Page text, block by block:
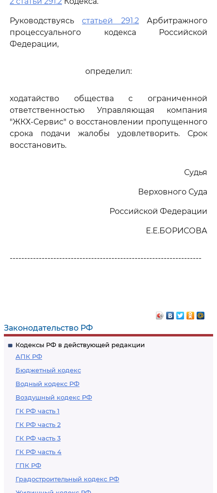
Законодательство РФ
Кодексы РФ в действующей редакции
АПК РФ
Бюджетный кодекс
Водный кодекс РФ
Воздушный кодекс РФ
ГК РФ часть 1
ГК РФ часть 2
ГК РФ часть 3
ГК РФ часть 4
ГПК РФ
Градостроительный кодекс РФ
Руководствуясьстатьей 291.2Арбитражного
процессуального кодекса Российской
Федерации,
определил:
ходатайство общества с ограниченной
ответственностью Управляющая компания
"ЖКХ-Сервис" о восстановлении пропущенного
срока подачи жалобы удовлетворить. Срок
восстановить.
Судья
Верховного Суда
Российской Федерации
Е.Е.БОРИСОВА
------------------------------------------------------------------